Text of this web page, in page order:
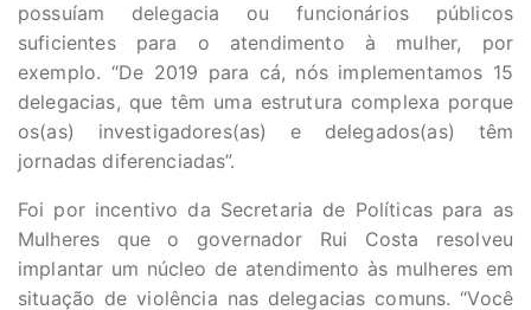
possuíam delegacia ou funcionários públicos
suficientes para o atendimento à mulher, por
exemplo. “De 2019 para cá, nós implementamos 15
delegacias, que têm uma estrutura complexa porque
os(as) investigadores(as) e delegados(as) têm
jornadas diferenciadas”.
Foi por incentivo da Secretaria de Políticas para as
Mulheres que o governador Rui Costa resolveu
implantar um núcleo de atendimento às mulheres em
situação de violência nas delegacias comuns. “Você